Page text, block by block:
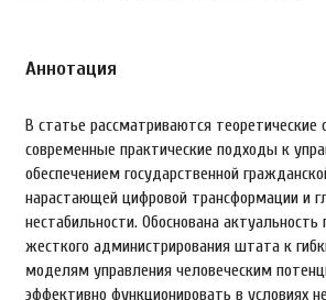
Аннотация
В статье рассматриваются теоретические
современные практические подходы к
обеспечением государственной
нарастающей цифровой трансформации и
нестабильности. Обоснована актуальность
жесткого администрирования штата к
моделям управления человеческим
эффективно функционировать в условиях